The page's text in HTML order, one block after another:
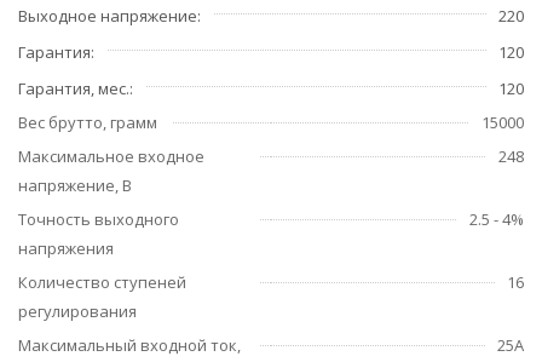
Выходное напряжение
220
Гарантия
120
Гарантия, мес.
120
Вес брутто, грамм
15000
Максимальное входное
напряжение, В
248
Точность выходного
напряжения
2.5 - 4%
Количество ступеней
регулирования
16
Максимальный входной ток,
25А